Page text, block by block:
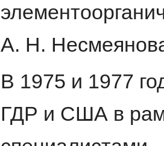
А. Н.
В 1975 и 1977
ГДР и США в